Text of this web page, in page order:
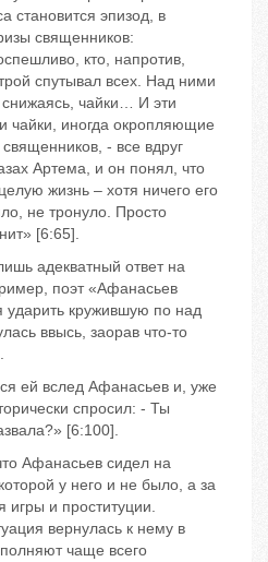
становится эпизод, в
священников:
кто, напротив,
спутывал всех. Над ними
снижаясь, чайки… И эти
чайки, иногда окропляющие
- все вдруг
Артема, и он понял, что
жизнь – хотя ничего его
не тронуло. Просто
[6:65].
адекватный ответ на
поэт «Афанасьев
ударить кружившую по над
ввысь, заорав что-то
ей вслед Афанасьев и, уже
спросил: - Ты
[6:100].
Афанасьев сидел на
у него и не было, а за
игры и проституции.
вернулась к нему в
чаще всего